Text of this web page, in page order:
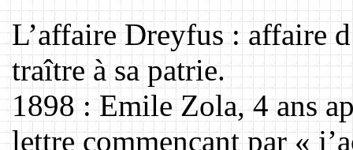
L’affaire Dreyfus : affaire
traître à sa patrie.
1898 : Emile Zola, 4 ans
lettre commençant par «